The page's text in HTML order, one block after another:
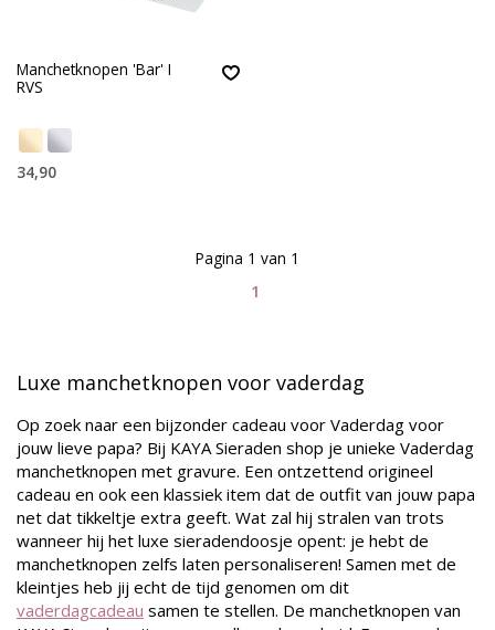
Manchetknopen 'Bar' I
RVS
34,90
1
Pagina 1 van 1
Luxe manchetknopen voor vaderdag
Op zoek naar een bijzonder cadeau voor Vaderdag voor
jouw lieve papa? Bij KAYA Sieraden shop je unieke Vaderdag
manchetknopen met gravure. Een ontzettend origineel
cadeau en ook een klassiek item dat de outfit van jouw papa
net dat tikkeltje extra geeft. Wat zal hij stralen van trots
wanneer hij het luxe sieradendoosje opent: je hebt de
manchetknopen zelfs laten personaliseren! Samen met de
kleintjes heb jij echt de tijd genomen om dit
vaderdagcadeau samen te stellen. De manchetknopen van